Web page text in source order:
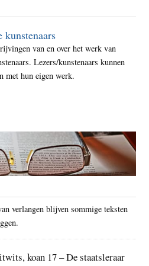
kunstenaars
van en over het werk van
Lezers/kunstenaars kunnen
met hun eigen werk.
verlangen blijven sommige teksten
koan 17 – De staatsleraar